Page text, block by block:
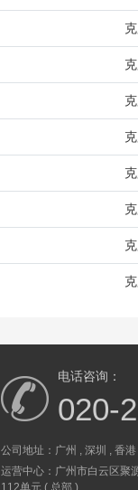
电话咨询：
020-
公司地址：广州 , 深圳 , 香港
运营中心：广州市白云区聚
112单元 ( 总部 )